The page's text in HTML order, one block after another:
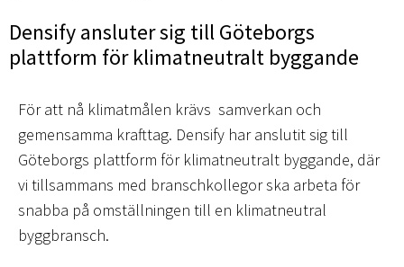
Densify ansluter sig till Göteborgs
plattform för klimatneutralt byggande
För att nå klimatmålen krävs samverkan och
gemensamma krafttag. Densify har anslutit sig till
Göteborgs plattform för klimatneutralt byggande, där
vi tillsammans med branschkollegor ska arbeta för
snabba på omställningen till en klimatneutral
byggbransch.